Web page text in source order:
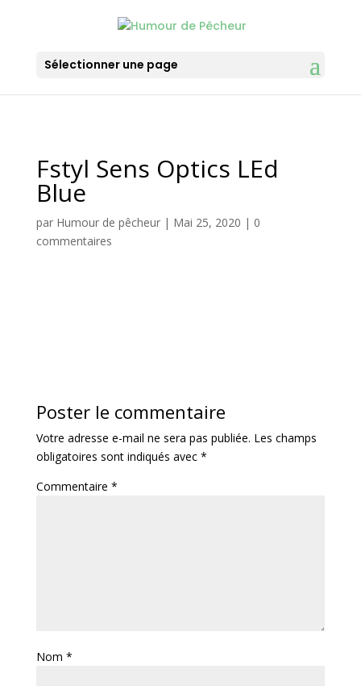
Sélectionner une page
Fstyl Sens Optics LEd
Blue
par Humour de pêcheur| Mai 25, 2020 | 0
commentaires
Poster le commentaire
Votre adresse e-mail ne sera pas publiée. Les champs
obligatoires sont indiqués avec *
Commentaire *
Nom *